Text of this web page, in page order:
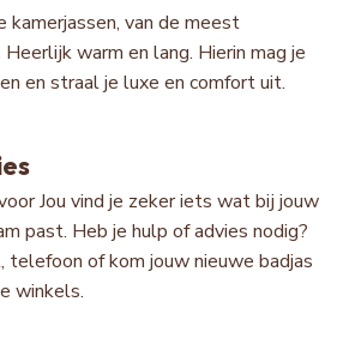
kamerjassen, van de meest
warm en lang. Hierin mag je
en straal je luxe en comfort uit.
Jou vind je zeker iets wat bij jouw
past. Heb je hulp of advies nodig?
telefoon of kom jouw nieuwe badjas
winkels.